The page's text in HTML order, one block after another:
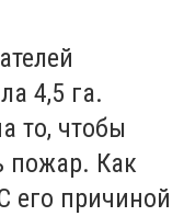
4,5 га.
то, чтобы
пожар. Как
его причиной